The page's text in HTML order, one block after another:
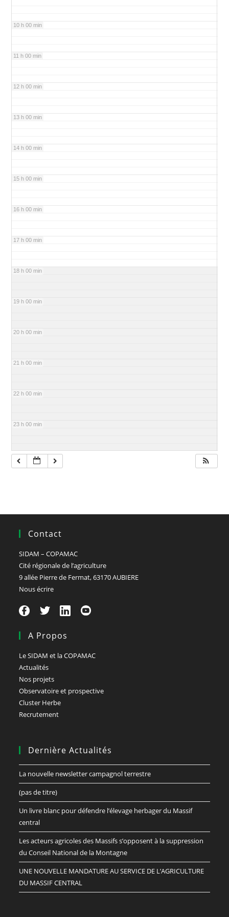
10 h 00 min
11 h 00 min
12 h 00 min
13 h 00 min
14 h 00 min
15 h 00 min
16 h 00 min
17 h 00 min
18 h 00 min
19 h 00 min
20 h 00 min
21 h 00 min
22 h 00 min
23 h 00 min
Contact
SIDAM – COPAMAC
Cité régionale de l’agriculture
9 allée Pierre de Fermat, 63170 AUBIERE
Nous écrire
A Propos
Le SIDAM et la COPAMAC
Actualités
Nos projets
Observatoire et prospective
Cluster Herbe
Recrutement
Dernière Actualités
La nouvelle newsletter campagnol terrestre
(pas de titre)
Un livre blanc pour défendre l’élevage herbager du Massif
central
Les acteurs agricoles des Massifs s’opposent à la suppression
du Conseil National de la Montagne
UNE NOUVELLE MANDATURE AU SERVICE DE L’AGRICULTURE
DU MASSIF CENTRAL